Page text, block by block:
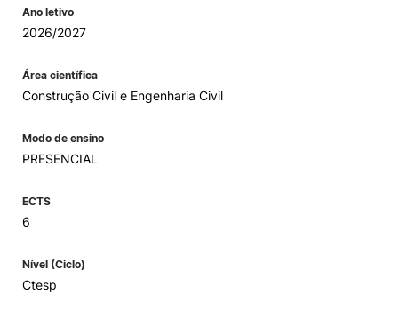
Eventos
Europeia Política de Privacidade e Cookies
Ano letivo
2026/2027
Área científica
Construção Civil e Engenharia Civil
Modo de ensino
PRESENCIAL
ECTS
6
Nível (Ciclo)
Ctesp